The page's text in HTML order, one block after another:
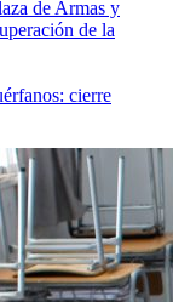
de Armas y
de la
cierre